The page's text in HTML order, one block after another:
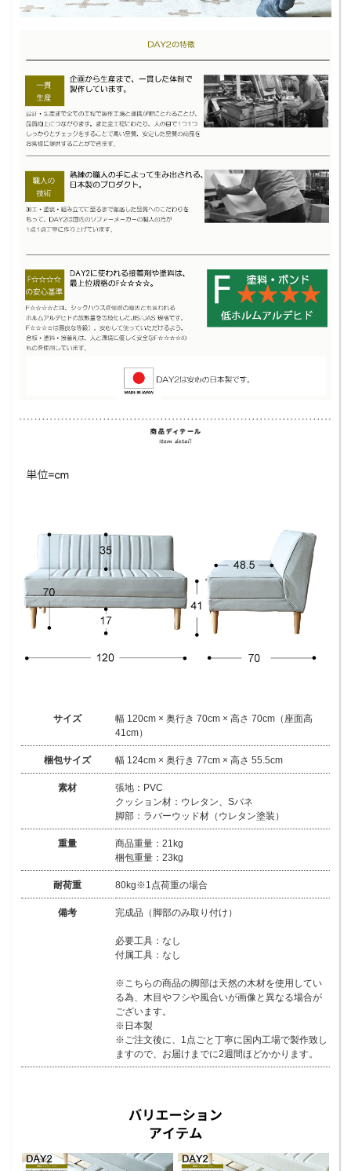
サイズ
幅 120cm × 奥行き 70cm × 高さ 70cm（座面高
41cm）
梱包サイズ 幅 124cm × 奥行き 77cm × 高さ 55.5cm
素材
張地：PVC
クッション材：ウレタン、Sバネ
脚部：ラバーウッド材（ウレタン塗装）
重量
商品重量：21kg
梱包重量：23kg
耐荷重 80kg※1点荷重の場合
備考 完成品（脚部のみ取り付け）
必要工具：なし
付属工具：なし
※こちらの商品の脚部は天然の木材を使用してい
る為、木目やフシや風合いが画像と異なる場合が
ございます。
※日本製
※ご注文後に、1点ごと丁寧に国内工場で製作致し
ますので、お届けまでに2週間ほどかかります。